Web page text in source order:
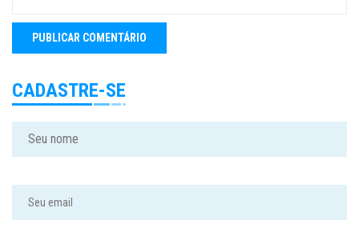
CADASTRE-SE